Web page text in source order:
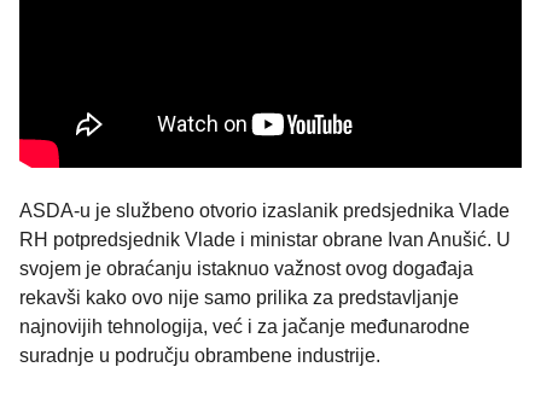
ASDA-u je službeno otvorio izaslanik predsjednika Vlade
RH potpredsjednik Vlade i ministar obrane Ivan Anušić. U
svojem je obraćanju istaknuo važnost ovog događaja
rekavši kako ovo nije samo prilika za predstavljanje
najnovijih tehnologija, već i za jačanje međunarodne
suradnje u području obrambene industrije.